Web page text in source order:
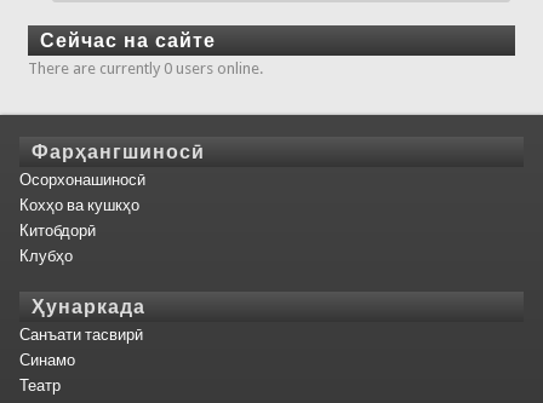
Сейчас на сайте
There are currently 0 users online.
Фарҳангшиносӣ
Осорхонашиносӣ
Кохҳо ва кушкҳо
Китобдорӣ
Клубҳо
Ҳунаркада
Санъати тасвирӣ
Синамо
Театр